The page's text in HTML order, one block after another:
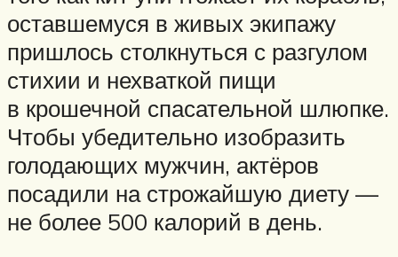
оставшемуся в живых экипажу
пришлось столкнуться с разгулом
стихии и нехваткой пищи
в крошечной спасательной шлюпке.
Чтобы убедительно изобразить
голодающих мужчин, актёров
посадили на строжайшую диету —
не более 500 калорий в день.